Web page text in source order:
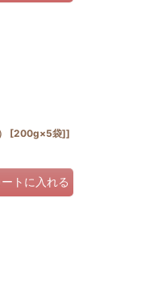
[200g×5袋]]
トに入れる